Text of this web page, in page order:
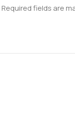
Required fields are